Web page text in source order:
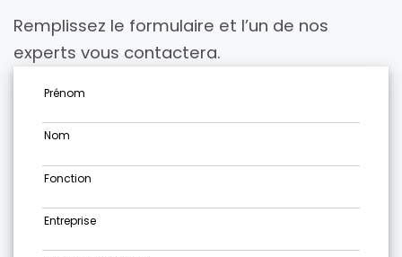
Remplissez le formulaire et l’un de nos
experts vous contactera.
Prénom
Nom
Fonction
Entreprise